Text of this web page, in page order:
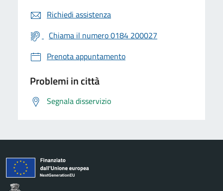
Richiedi assistenza
Chiama il numero 0184 200027
Prenota appuntamento
Problemi in città
Segnala disservizio